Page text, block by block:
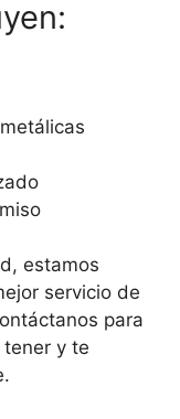
estamos
servicio de
para
y te